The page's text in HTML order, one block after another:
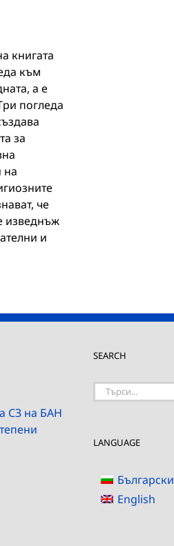
книгата
към
а е
погледа
за
на
че
изведнъж
и
СЗ на БАН
SEARCH
Търсене
LANGUAGE
Български
English